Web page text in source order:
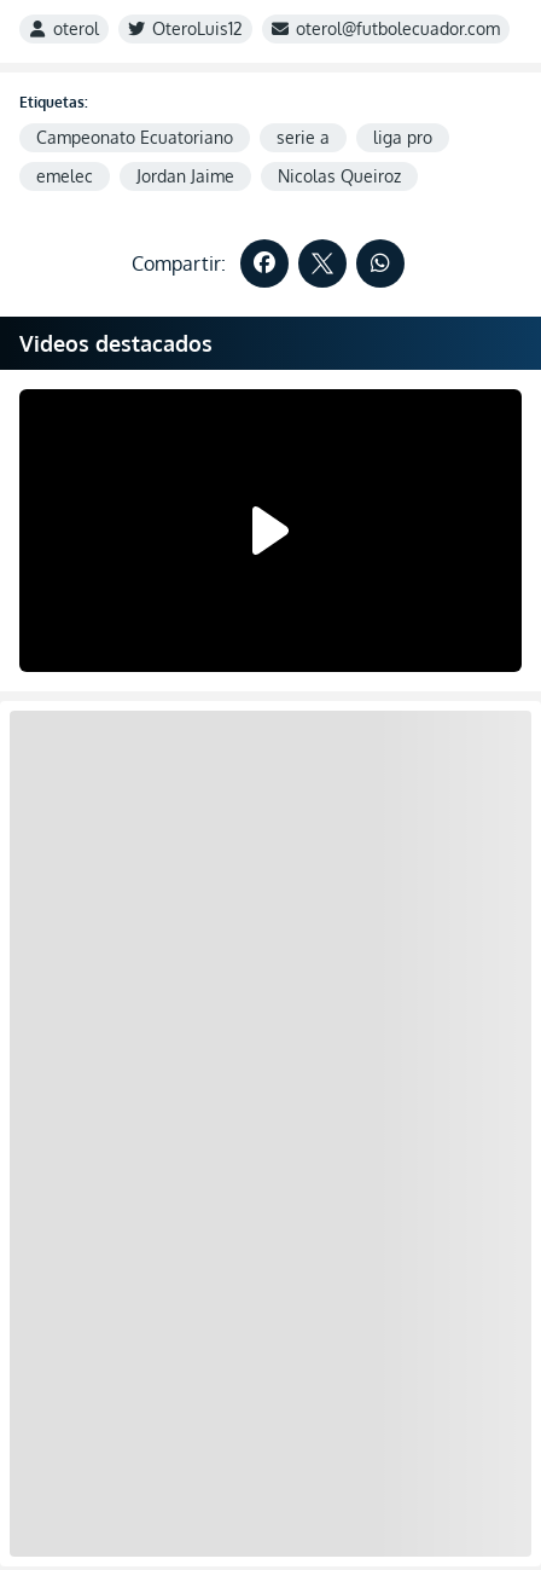
oterol OteroLuis12 oterol@futbolecuador.com
Etiquetas:
Campeonato Ecuatoriano serie a
liga pro
emelec
Jordan Jaime Nicolas Queiroz
Compartir:
Videos destacados